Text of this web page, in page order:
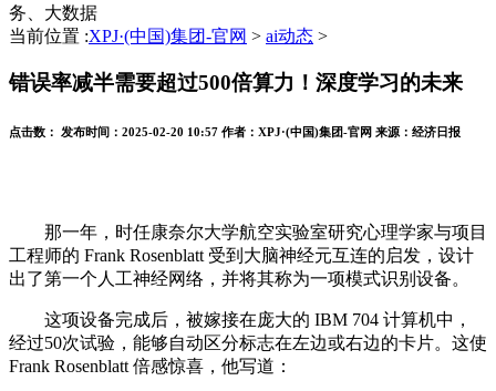
务、大数据
当前位置 :XPJ·(中国)集团-官网 > ai动态 >
错误率减半需要超过500倍算力！深度学习的未来
点击数： 发布时间： 2025-02-20 10:57 作者： XPJ·(中国)集团-官网 来源： 经济日报
那一年，时任康奈尔大学航空实验室研究心理学家与项目
工程师的 Frank Rosenblatt 受到大脑神经元互连的启发，设计
出了第一个人工神经网络，并将其称为一项模式识别设备。
这项设备完成后，被嫁接在庞大的 IBM 704 计算机中，
经过50次试验，能够自动区分标志在左边或右边的卡片。这使
Frank Rosenblatt 倍感惊喜，他写道：